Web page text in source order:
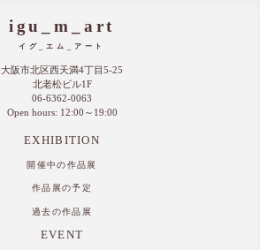
igu_m_art
イグ_エム_アート
大阪市北区西天満4丁目5-25
北老松ビル1F
06-6362-0063
Open hours: 12:00～19:00
EXHIBITION
開催中の作品展
作品展の予定
過去の作品展
EVENT